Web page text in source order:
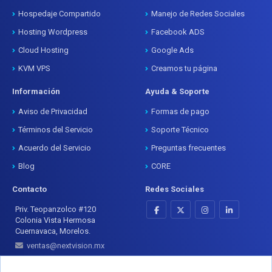
Hospedaje Compartido
Hosting Wordpress
Cloud Hosting
KVM VPS
Manejo de Redes Sociales
Facebook ADS
Google Ads
Creamos tu página
Información
Aviso de Privacidad
Términos del Servicio
Acuerdo del Servicio
Blog
Ayuda & Soporte
Formas de pago
Soporte Técnico
Preguntas frecuentes
CORE
Contacto
Priv. Teopanzolco #120
Colonia Vista Hermosa
Cuernavaca, Morelos.
ventas@nextvision.mx
Redes Sociales